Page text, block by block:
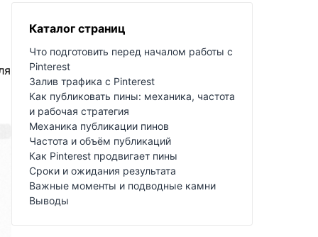
Каталог страниц
Что подготовить перед началом работы с
Pinterest
Залив трафика с Pinterest
Как публиковать пины: механика, частота
и рабочая стратегия
Механика публикации пинов
Частота и объём публикаций
Как Pinterest продвигает пины
Сроки и ожидания результата
Важные моменты и подводные камни
Выводы